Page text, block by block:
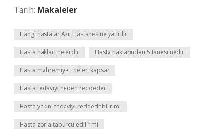
Tarih: Makaleler
Hangi hastalar Akıl Hastanesine yatırılır
Hasta hakları nelerdir Hasta haklarından 5 tanesi nedir
Hasta mahremiyeti neleri kapsar
Hasta tedaviyi neden reddeder
Hasta yakını tedaviyi reddedebilir mi
Hasta zorla taburcu edilir mi